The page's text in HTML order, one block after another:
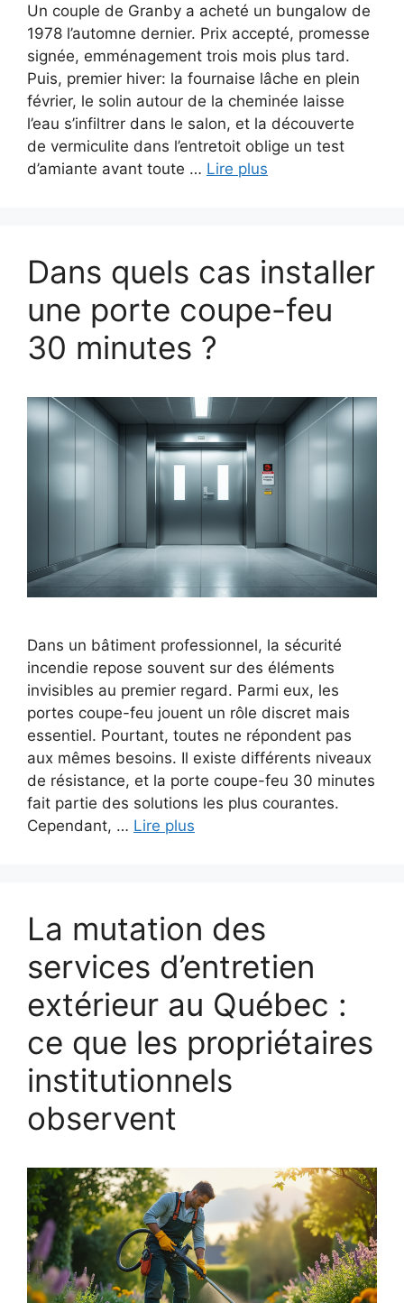
Un couple de Granby a acheté un bungalow de
1978 l’automne dernier. Prix accepté, promesse
signée, emménagement trois mois plus tard.
Puis, premier hiver: la fournaise lâche en plein
février, le solin autour de la cheminée laisse
l’eau s’infiltrer dans le salon, et la découverte
de vermiculite dans l’entretoit oblige un test
d’amiante avant toute … Lire plus
Dans quels cas installer
une porte coupe-feu
30 minutes ?
Dans un bâtiment professionnel, la sécurité
incendie repose souvent sur des éléments
invisibles au premier regard. Parmi eux, les
portes coupe-feu jouent un rôle discret mais
essentiel. Pourtant, toutes ne répondent pas
aux mêmes besoins. Il existe différents niveaux
de résistance, et la porte coupe-feu 30 minutes
fait partie des solutions les plus courantes.
Cependant, … Lire plus
La mutation des
services d’entretien
extérieur au Québec :
ce que les propriétaires
institutionnels
observent